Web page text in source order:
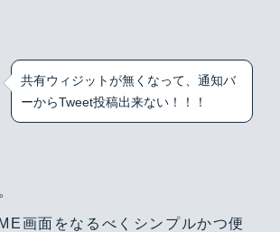
共有ウィジットが無くなって、通知バ
ーからTweet投稿出来ない！！！
画面をなるべくシンプルかつ便